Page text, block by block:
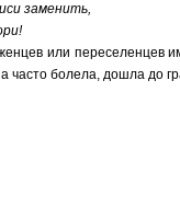
заменить,
или переселенцев
часто болела, дошла до